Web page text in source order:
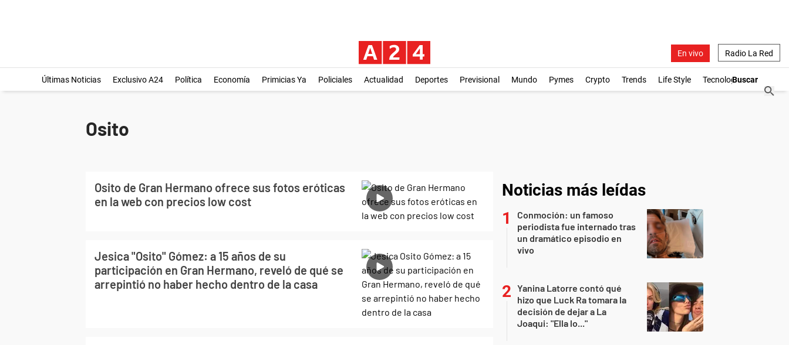
En vivo Radio La Red
Últimas Noticias Exclusivo A24 Política Economía Primicias Ya Policiales Actualidad Deportes Previsional Mundo Pymes Crypto Trends Life Style Tecnología
Osito
Osito de Gran Hermano ofrece sus fotos eróticas
en la web con precios low cost
Jesica "Osito" Gómez: a 15 años de su
participación en Gran Hermano, reveló de qué se
arrepintió no haber hecho dentro de la casa
Noticias más leídas
Conmoción: un famoso
periodista fue internado tras
un dramático episodio en
vivo
Yanina Latorre contó qué
hizo que Luck Ra tomara la
decisión de dejar a La
Joaqui: "Ella lo..."